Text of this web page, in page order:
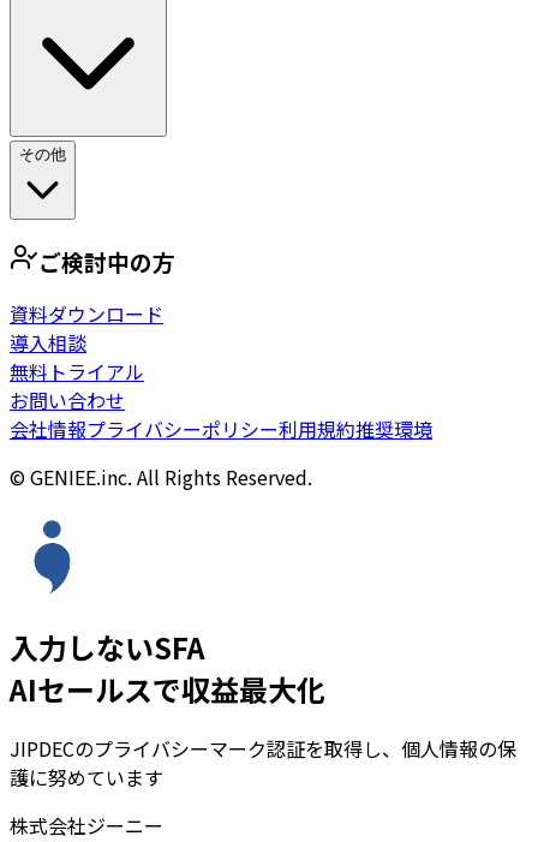
その他
ご検討中の方
資料ダウンロード
導入相談
無料トライアル
お問い合わせ
会社情報プライバシーポリシー利用規約推奨環境
© GENIEE.inc. All Rights Reserved.
入力しないSFA
AIセールスで収益最大化
JIPDECのプライバシーマーク認証を取得し、個人情報の保
護に努めています
株式会社ジーニー